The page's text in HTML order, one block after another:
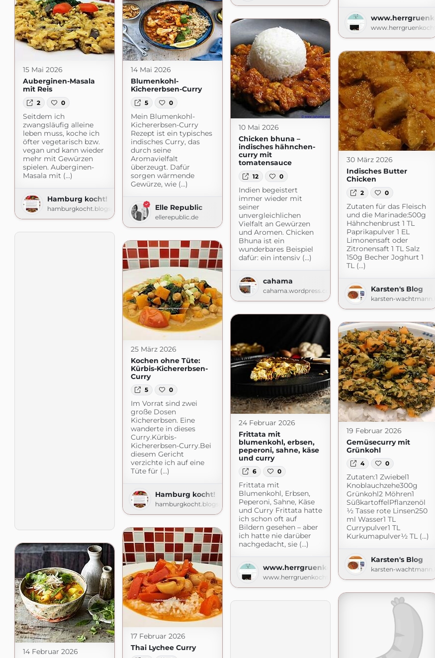
15 Mai 2026
Auberginen-Masala
mit Reis
2 0
Seitdem ich
zwangsläufig alleine
leben muss, koche ich
öfter vegetarisch bzw.
vegan und kann wieder
mehr mit Gewürzen
spielen. Auberginen-
Masala mit (...)
Hamburg kocht!
hamburgkocht.blogspot.com
14 Mai 2026
Blumenkohl-
Kichererbsen-Curry
5 0
Mein Blumenkohl-
Kichererbsen-Curry
Rezept ist ein typisches
indisches Curry, das
durch seine
Aromavielfalt
überzeugt. Dafür
sorgen wärmende
Gewürze, wie (...)
Elle Republic
ellerepublic.de
10 Mai 2026
Chicken bhuna –
indisches hähnchen-
curry mit
tomatensauce
12 0
Indien begeistert
immer wieder mit
seiner
unvergleichlichen
Vielfalt an Gewürzen
und Aromen. Chicken
Bhuna ist ein
wunderbares Beispiel
dafür: ein intensiv (...)
cahama
cahama.wordpress.com
30 März 2026
Indisches Butter
Chicken
2 0
Zutaten für das Fleisch
und die Marinade:500g
Hähnchenbrust 1 TL
Paprikapulver 1 EL
Limonensaft oder
Zitronensaft 1 TL Salz
150g Becher Joghurt 1
TL (...)
Karsten's Blog
karsten-
25 März 2026
Kochen ohne Tüte:
Kürbis-Kichererbsen-
Curry
5 0
Im Vorrat sind zwei
große Dosen
Kichererbsen. Eine
wanderte in dieses
Curry.Kürbis-
Kichererbsen-Curry.Bei
diesem Gericht
verzichte ich auf eine
Tüte für (...)
Hamburg kocht!
hamburgkocht.blogspot.com
24 Februar 2026
Frittata mit
blumenkohl, erbsen,
peperoni, sahne, käse
und curry
6 0
Frittata mit
Blumenkohl, Erbsen,
Peperoni, Sahne, Käse
und Curry Frittata hatte
ich schon oft auf
Bildern gesehen – aber
ich hatte nie darüber
nachgedacht, sie (...)
www.herrgruenkocht.de
www.herrgruenkocht.de
19 Februar 2026
Gemüsecurry mit
Grünkohl
4 0
Zutaten:1 Zwiebel1
Knoblauchzehe300g
Grünkohl2 Möhren1
SüßkartoffelPflanzenöl
½ Tasse rote Linsen250
ml Wasser1 TL
Currypulver1 TL
Kurkumapulver½ TL (...)
Karsten's Blog
karsten-
17 Februar 2026
Thai Lychee Curry
14 Februar 2026